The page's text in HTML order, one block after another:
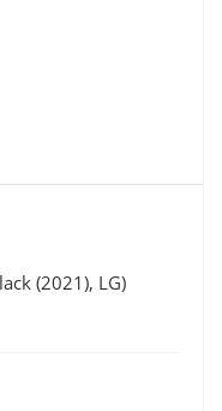
(2021), LG)